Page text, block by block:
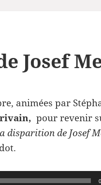
Josef
animées par
pour revenir
disparition de Josef